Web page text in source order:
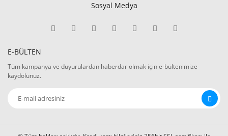
Sosyal Medya
E-BÜLTEN
Tüm kampanya ve duyurulardan haberdar olmak için e-bültenimize
kaydolunuz.